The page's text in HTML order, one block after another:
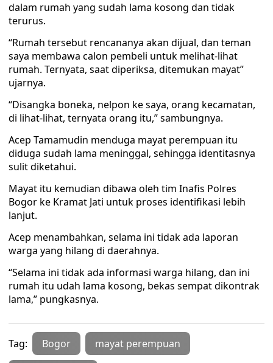
dalam rumah yang sudah lama kosong dan tidak
terurus.
“Rumah tersebut rencananya akan dijual, dan teman
saya membawa calon pembeli untuk melihat-lihat
rumah. Ternyata, saat diperiksa, ditemukan mayat”
ujarnya.
“Disangka boneka, nelpon ke saya, orang kecamatan,
di lihat-lihat, ternyata orang itu,” sambungnya.
Acep Tamamudin menduga mayat perempuan itu
diduga sudah lama meninggal, sehingga identitasnya
sulit diketahui.
Mayat itu kemudian dibawa oleh tim Inafis Polres
Bogor ke Kramat Jati untuk proses identifikasi lebih
lanjut.
Acep menambahkan, selama ini tidak ada laporan
warga yang hilang di daerahnya.
“Selama ini tidak ada informasi warga hilang, dan ini
rumah itu udah lama kosong, bekas sempat dikontrak
lama,” pungkasnya.
Tag: Bogor mayat perempuan